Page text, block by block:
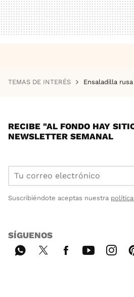
TEMAS DE INTERÉS Ensaladilla rusa
RECIBE "AL FONDO HAY
NEWSLETTER SEMANAL
Suscribiéndote aceptas nuestra
SÍGUENOS